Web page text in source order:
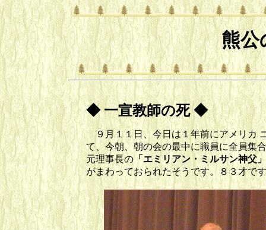
熊
◆ 一宣教師の死 ◆
９月１１日、今日は１年前にアメリカ
て、今朝、朝の会の最中に職員に全員集
元理事長の「エミリアン・ミルサン神父」
がまわっておられたそうです。８３才で